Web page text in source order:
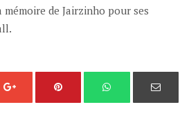
de Jairzinho pour ses